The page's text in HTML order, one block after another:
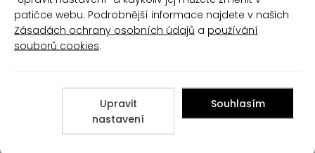
Twister prací gel
patičce webu. Podrobnější informace najdete v našich
Zásadách ochrany osobních údajů a používání
souborů cookies.
Upravit
nastavení
Souhlasím